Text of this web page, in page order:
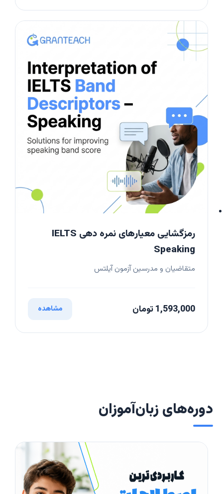
رمزگشایی معیارهای نمره دهی IELTS
Speaking
متقاضیان و مدرسین آزمون آیلتس
1,593,000 تومان مشاهده
دوره‌های زبان‌آموزان